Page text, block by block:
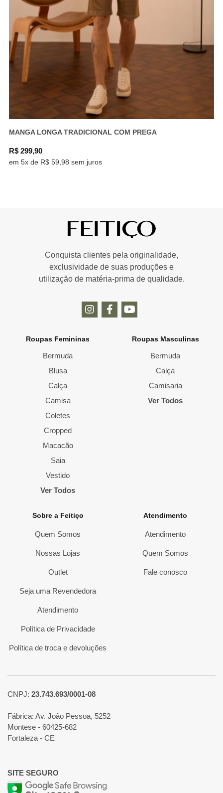
MANGA LONGA TRADICIONAL COM PREGA
R$ 299,90
em 5x de R$ 59,98 sem juros
Conquista clientes pela originalidade,
exclusividade de suas produções e
utilização de matéria-prima de qualidade.
Roupas Femininas
Bermuda
Blusa
Calça
Camisa
Coletes
Cropped
Macacão
Saia
Vestido
Ver Todos
Roupas Masculinas
Bermuda
Calça
Camisaria
Ver Todos
Sobre a Feitiço
Quem Somos
Nossas Lojas
Outlet
Seja uma Revendedora
Atendimento
Política de Privacidade
Política de troca e devoluções
Atendimento
Atendimento
Quem Somos
Fale conosco
CNPJ: 23.743.693/0001-08
Fábrica: Av. João Pessoa, 5252
Montese - 60425-682
Fortaleza - CE
SITE SEGURO